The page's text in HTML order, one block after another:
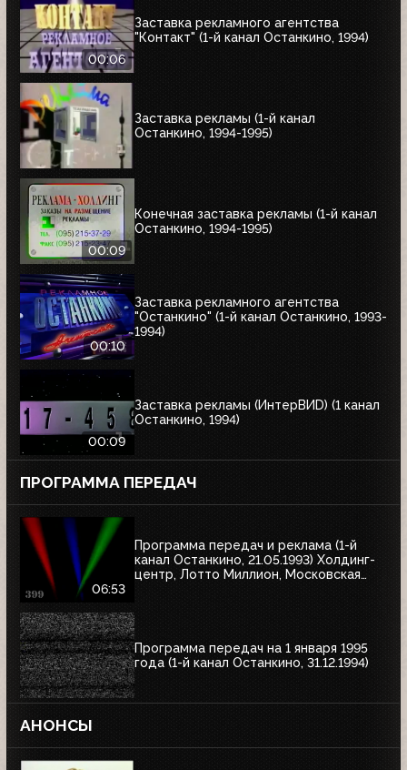
00:06
Заставка рекламного агентства
"Контакт" (1-й канал Останкино, 1994)
Заставка рекламы (1-й канал
Останкино, 1994-1995)
00:09
Конечная заставка рекламы (1-й канал
Останкино, 1994-1995)
00:10
Заставка рекламного агентства
"Останкино" (1-й канал Останкино, 1993-
1994)
00:09
Заставка рекламы (ИнтерВИD) (1 канал
Останкино, 1994)
ПРОГРАММА ПЕРЕДАЧ
06:53
Программа передач и реклама (1-й
канал Останкино, 21.05.1993) Холдинг-
центр, Лотто Миллион, Московская
Программа передач на 1 января 1995
года (1-й канал Останкино, 31.12.1994)
АНОНСЫ